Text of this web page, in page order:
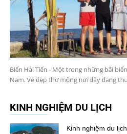
Biển Hải Tiến - Một trong những bãi
Nam. Vẻ đẹp thơ mộng nơi đây đang
KINH NGHIỆM DU LỊCH
Kinh nghiệm du